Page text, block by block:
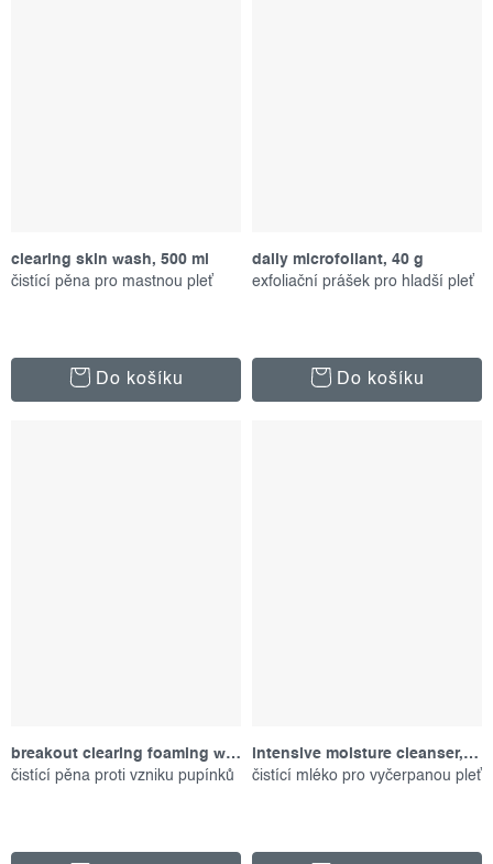
clearing skin wash, 500 ml
čistící pěna pro mastnou pleť
Do košíku
daily microfoliant, 40 g
exfoliační prášek pro hladší pleť
Do košíku
breakout clearing foaming wash, 177 ml
čistící pěna proti vzniku pupínků
intensive moisture cleanser, 150 ml
čistící mléko pro vyčerpanou pleť